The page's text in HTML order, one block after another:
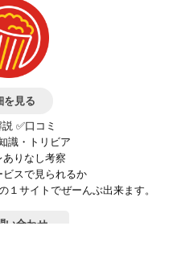
を見る
✅口コミ
識・トリビア
ありなし考察
ビスで見られるか
１サイトでぜーんぶ出来ます。
い合わせ